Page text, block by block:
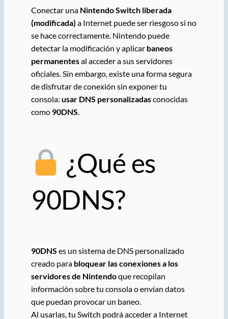
Conectar una Nintendo Switch liberada
(modificada) a Internet puede ser riesgoso si no
se hace correctamente. Nintendo puede
detectar la modificación y aplicar baneos
permanentesal acceder a sus servidores
oficiales. Sin embargo, existe una forma segura
de disfrutar de conexión sin exponer tu
consola: usar DNS personalizadasconocidas
como 90DNS.
¿Qué es
90DNS?
90DNS es un sistema de DNS personalizado
creado para bloquear las conexiones a los
servidores de Nintendoque recopilan
información sobre tu consola o envían datos
que puedan provocar un baneo.
Al usarlas, tu Switch podrá acceder a Internet